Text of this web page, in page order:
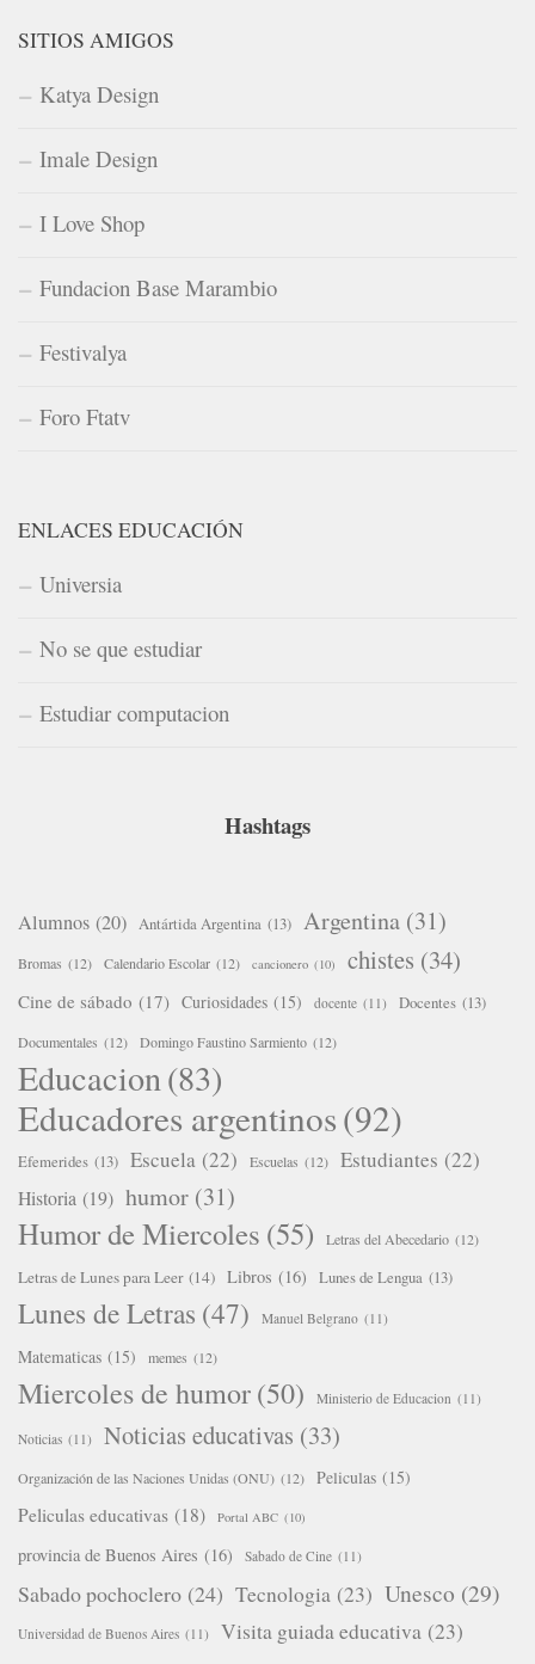
SITIOS AMIGOS
Katya Design
Imale Design
I Love Shop
Fundacion Base Marambio
Festivalya
Foro Ftatv
ENLACES EDUCACIÓN
Universia
No se que estudiar
Estudiar computacion
Hashtags
Alumnos (20) Antártida Argentina (13) Argentina (31)
Bromas (12) Calendario Escolar (12) cancionero (10) chistes (34)
Cine de sábado (17) Curiosidades (15) docente (11) Docentes (13)
Documentales (12) Domingo Faustino Sarmiento (12)
Educacion(83)
Educadores argentinos(92)
Efemerides (13) Escuela (22) Escuelas (12) Estudiantes (22)
Historia (19) humor (31)
Humor de Miercoles (55) Letras del Abecedario (12)
Letras de Lunes para Leer (14) Libros (16) Lunes de Lengua (13)
Lunes de Letras (47) Manuel Belgrano (11)
Matematicas (15) memes (12)
Miercoles de humor(50) Ministerio de Educacion (11)
Noticias (11) Noticias educativas (33)
Organización de las Naciones Unidas (ONU) (12) Peliculas (15)
Peliculas educativas (18) Portal ABC (10)
provincia de Buenos Aires (16) Sabado de Cine (11)
Sabado pochoclero (24) Tecnologia (23) Unesco (29)
Universidad de Buenos Aires (11) Visita guiada educativa (23)